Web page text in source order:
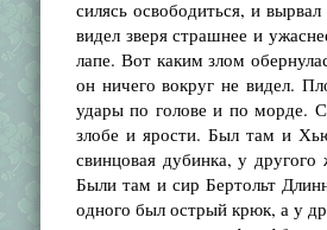
силясь освободиться, и
видел зверя страшнее и
лапе. Вот каким злом
он ничего вокруг не видел.
удары по голове и по морде.
злобе и ярости. Был там и
свинцовая дубинка, у
Были там и сир Бертольт
одного был острый крюк, а у